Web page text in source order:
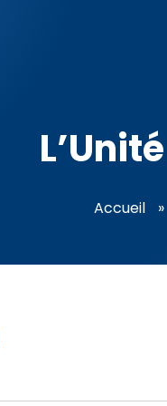
Accueil »